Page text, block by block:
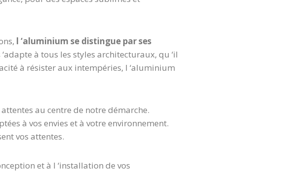
l ‘aluminium se distingue par ses
à tous les styles architecturaux, qu ‘il
à résister aux intempéries, l ‘aluminium
au centre de notre démarche.
à vos envies et à votre environnement.
vos attentes.
et à l ‘installation de vos